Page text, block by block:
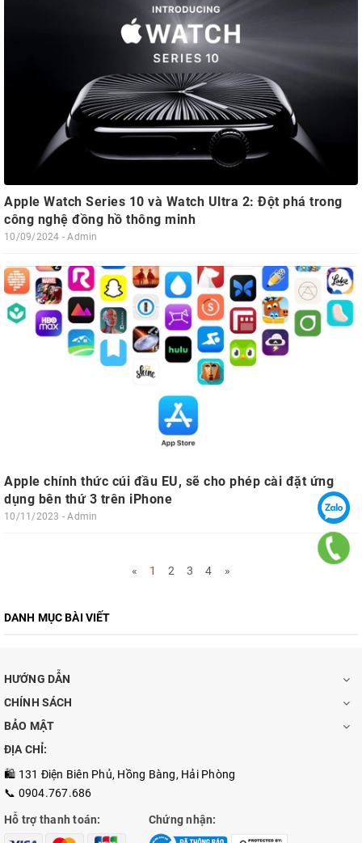
Apple Watch Series 10 và Watch Ultra 2: Đột phá trong
công nghệ đồng hồ thông minh
10/09/2024 - Admin
Apple chính thức cúi đầu EU, sẽ cho phép cài đặt ứng
dụng bên thứ 3 trên iPhone
10/11/2023 - Admin
« 1 2 3 4 »
DANH MỤC BÀI VIẾT
HƯỚNG DẪN
CHÍNH SÁCH
BẢO MẬT
ĐỊA CHỈ:
🛍️ 131 Điện Biên Phủ, Hồng Bàng, Hải Phòng
📞 0904.767.686
Hỗ trợ thanh toán: Chứng nhận: